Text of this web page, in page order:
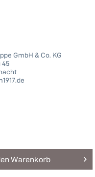
GmbH & Co. KG
45
Warenkorb